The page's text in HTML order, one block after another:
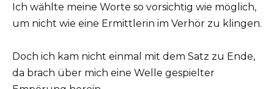
Ich wählte meine Worte so vorsichtig wie möglich,
um nicht wie eine Ermittlerin im Verhör zu klingen.
Doch ich kam nicht einmal mit dem Satz zu Ende,
da brach über mich eine Welle gespielter